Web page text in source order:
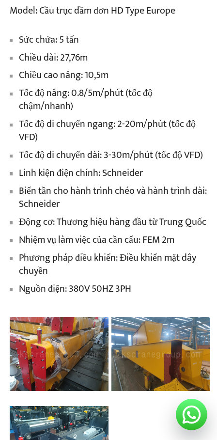
Model: Cầu trục dầm đơn HD Type Europe
Sức chứa: 5 tấn
Chiều dài: 27,76m
Chiều cao nâng: 10,5m
Tốc độ nâng: 0.8/5m/phút (tốc độ
chậm/nhanh)
Tốc độ di chuyển ngang: 2-20m/phút (tốc độ
VFD)
Tốc độ di chuyển dài: 3-30m/phút (tốc độ VFD)
Linh kiện điện chính: Schneider
Biến tần cho hành trình chéo và hành trình dài:
Schneider
Động cơ: Thương hiệu hàng đầu từ Trung Quốc
Nhiệm vụ làm việc của cần cẩu: FEM 2m
Phương pháp điều khiển: Điều khiển mặt dây
chuyền
Nguồn điện: 380V 50HZ 3PH